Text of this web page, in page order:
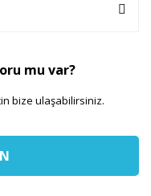
mu var?
bize ulaşabilirsiniz.